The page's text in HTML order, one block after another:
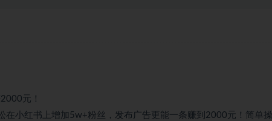
元！
小红书上增加5w+粉丝，发布广告更能一条赚到2000元！简单操